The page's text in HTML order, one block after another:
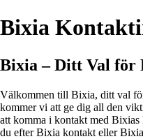
Bixia
Bixia – Ditt Val för
Välkommen till Bixia, ditt val
kommer vi att ge dig all den
att komma i kontakt med Bixias
du efter Bixia kontakt eller